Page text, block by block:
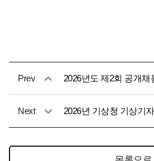
Prev 2026년도 제2회 공개채
Next 2026년 기상청 기상기